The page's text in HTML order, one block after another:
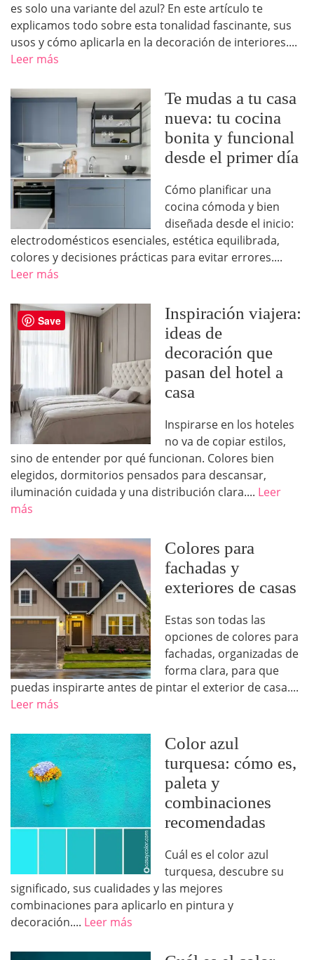
es solo una variante del azul? En este artículo te
explicamos todo sobre esta tonalidad fascinante, sus
usos y cómo aplicarla en la decoración de interiores....
Leer más
Te mudas a tu casa
nueva: tu cocina
bonita y funcional
desde el primer día
Cómo planificar una
cocina cómoda y bien
diseñada desde el inicio:
electrodomésticos esenciales, estética equilibrada,
colores y decisiones prácticas para evitar errores....
Leer más
Inspiración viajera:
ideas de
decoración que
pasan del hotel a
casa
Inspirarse en los hoteles
no va de copiar estilos,
sino de entender por qué funcionan. Colores bien
elegidos, dormitorios pensados para descansar,
iluminación cuidada y una distribución clara.... Leer
más
Colores para
fachadas y
exteriores de casas
Estas son todas las
opciones de colores para
fachadas, organizadas de
forma clara, para que
puedas inspirarte antes de pintar el exterior de casa....
Leer más
Color azul
turquesa: cómo es,
paleta y
combinaciones
recomendadas
Cuál es el color azul
turquesa, descubre su
significado, sus cualidades y las mejores
combinaciones para aplicarlo en pintura y
decoración.... Leer más
Save